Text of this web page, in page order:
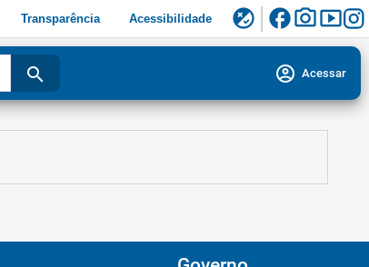
Transparência Acessibilidade flaky facebookphoto_camerasmart_display
search account_circle Acessar